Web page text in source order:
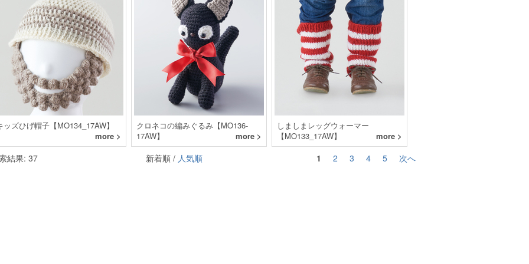
ッズひげ帽子【MO134_17AW】
more >
クロネコの編みぐるみ【MO136-
17AW】
more >
しましまレッグウォーマー
【MO133_17AW】
more >
結果: 37 1 2 3 4 5 次へ
新着順 / 人気順